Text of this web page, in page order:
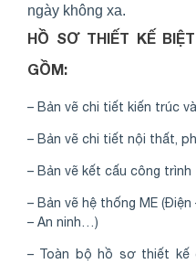
ngày không xa.
HỒ SƠ THIẾT KẾ
GỒM:
– Bản vẽ chi tiết kiến trúc
– Bản vẽ chi tiết nội thất,
– Bản vẽ kết cấu công trình
– Bản vẽ hệ thống ME
– An ninh…)
– Toàn bộ hồ sơ thiết kế